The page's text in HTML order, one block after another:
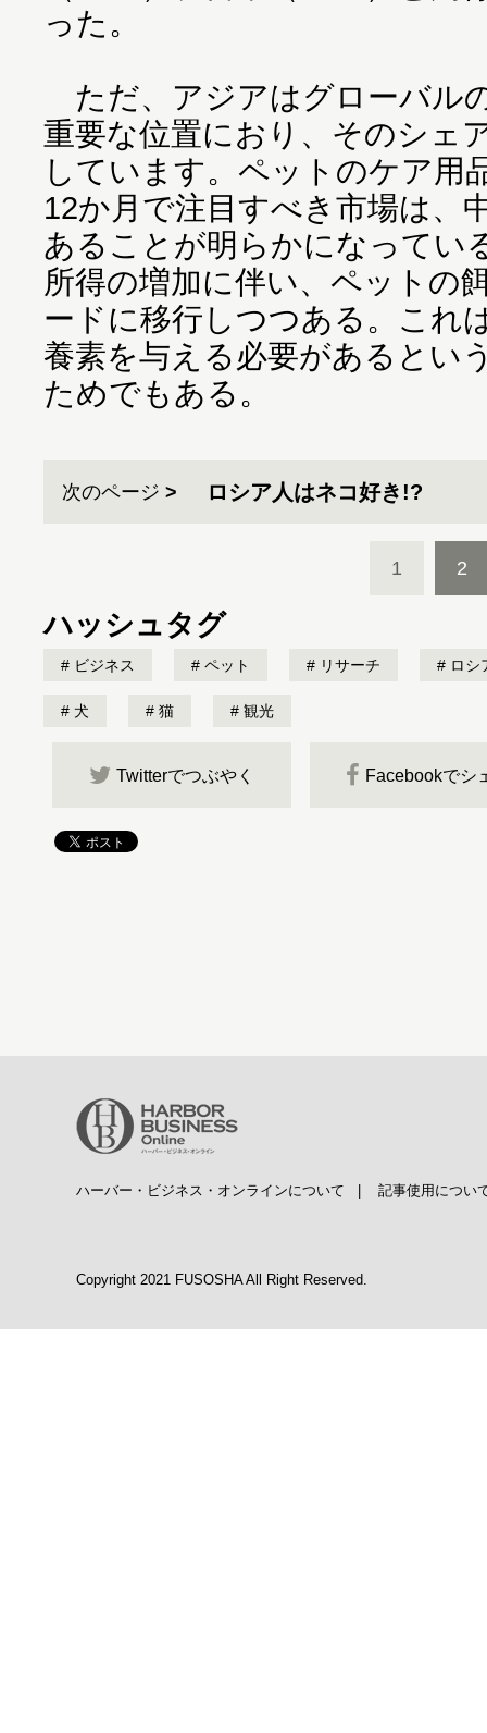
った。
ただ、アジアはグローバル
重要な位置におり、そのシェ
しています。ペットのケア用
12か月で注目すべき市場は、
あることが明らかになってい
所得の増加に伴い、ペットの
ードに移行しつつある。これ
養素を与える必要があるとい
ためでもある。
次のページ ロシア人はネコ好き!?
1 2
ハッシュタグ
ビジネス ペット リサーチ ロシ
犬 猫 観光
Twitterでつぶやく Facebookでシ
ハーバー・ビジネス・オンラインについて 記事使用につい
Copyright 2021 FUSOSHA All Right Reserved.